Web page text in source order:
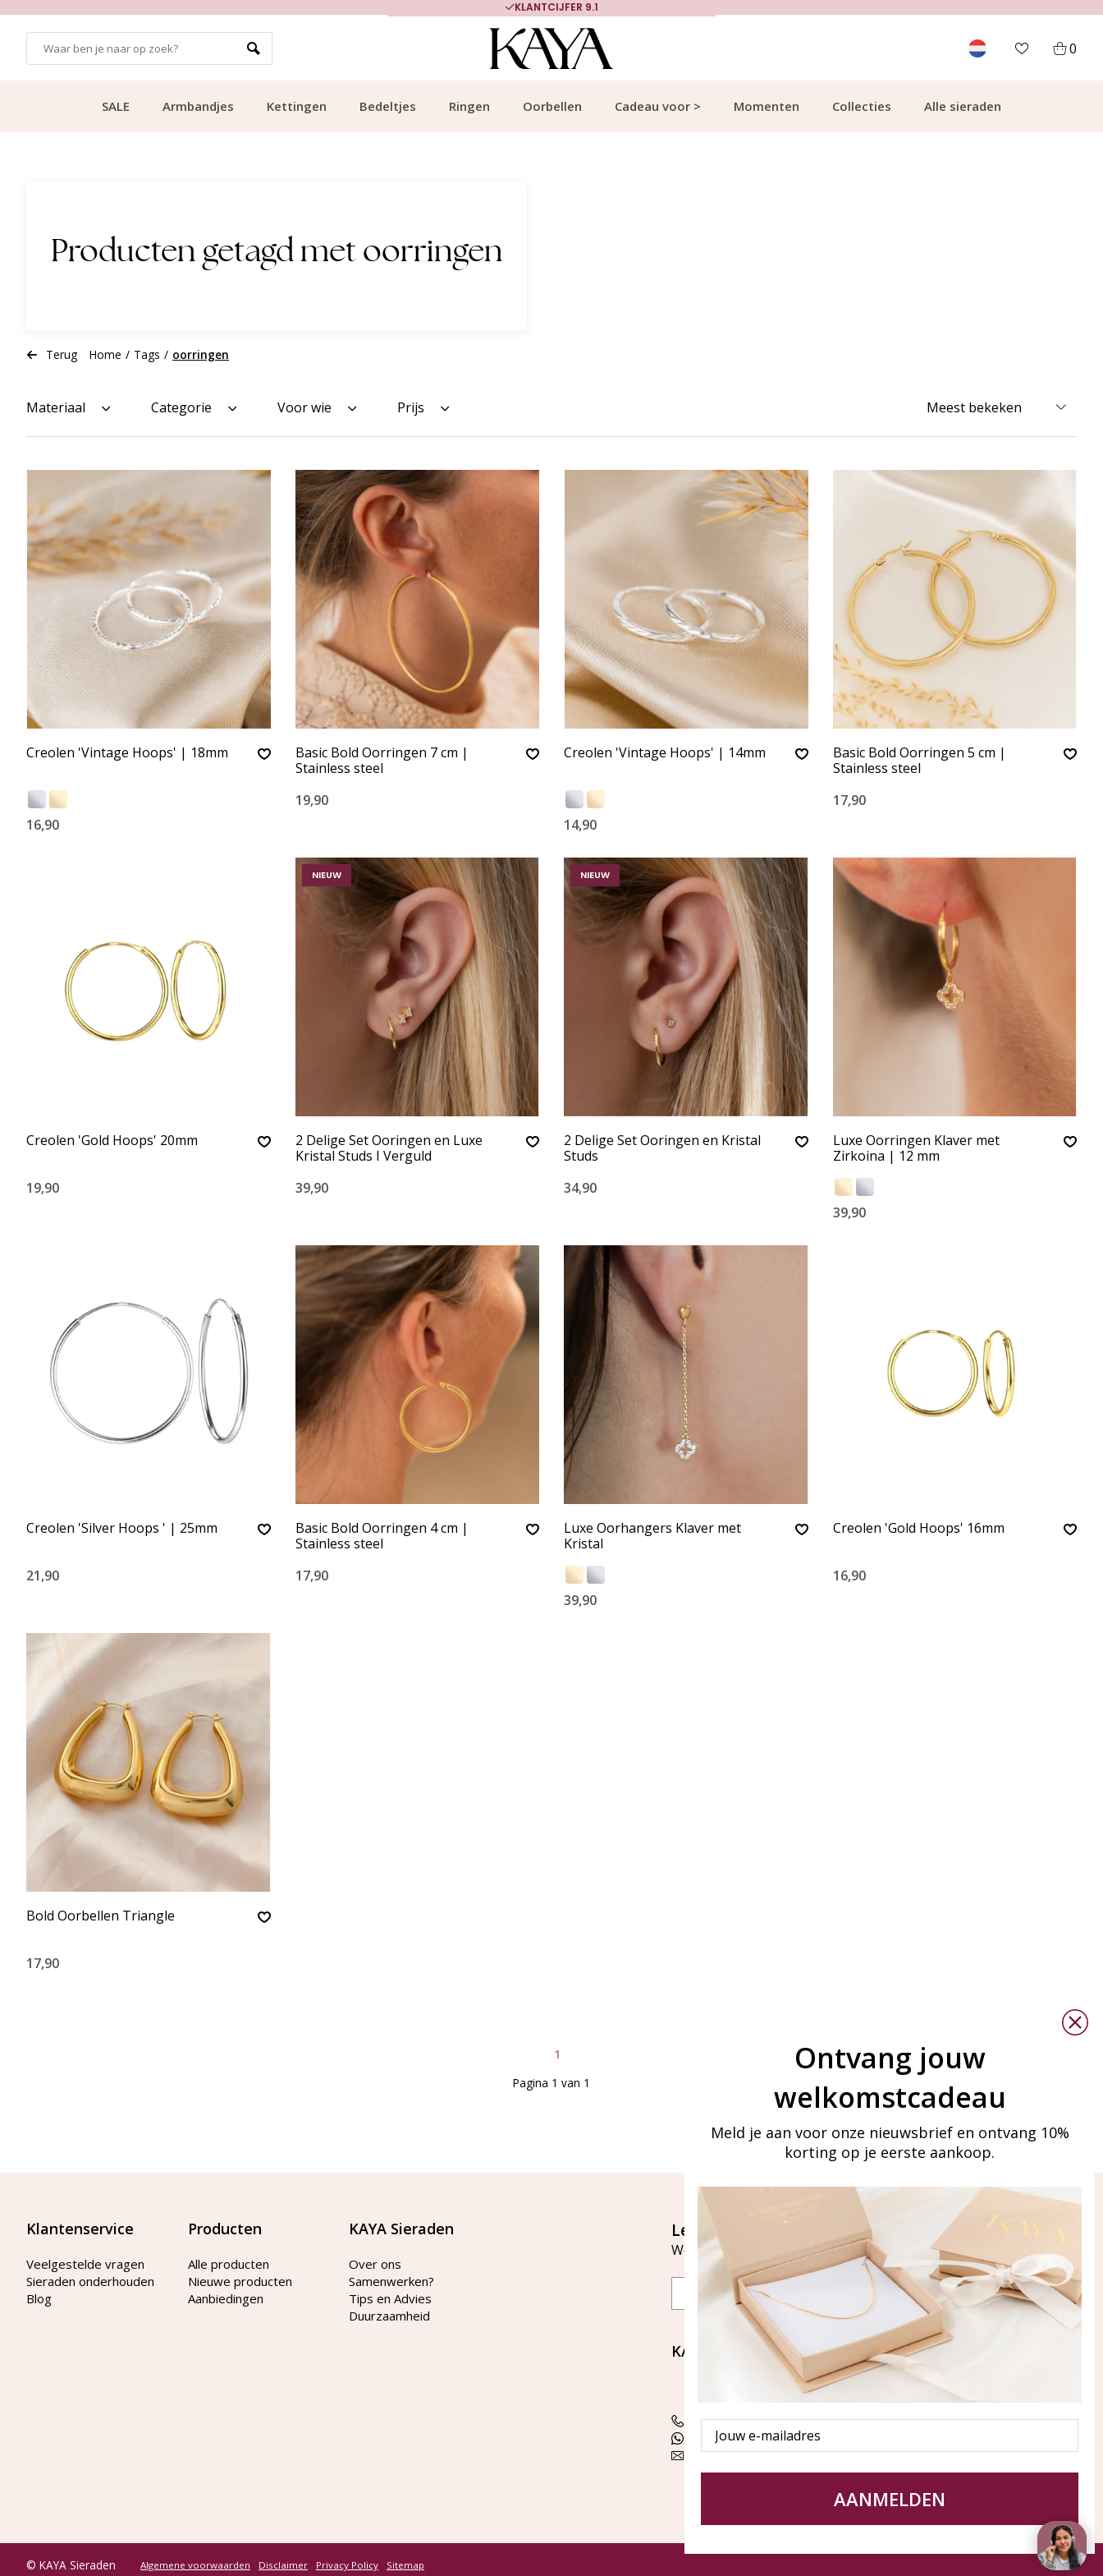
KLANTCIJFER 9.1
0
SALE Armbandjes Kettingen Bedeltjes Ringen Oorbellen Cadeau voor > Momenten Collecties Alle sieraden
Producten getagd met oorringen
Terug Home / Tags / oorringen
Materiaal Categorie Voor wie Prijs
Creolen 'Vintage Hoops' | 18mm
16,90
Basic Bold Oorringen 7 cm |
Stainless steel
19,90
Creolen 'Vintage Hoops' | 14mm
14,90
Basic Bold Oorringen 5 cm |
Stainless steel
17,90
Creolen 'Gold Hoops' 20mm
19,90
NIEUW
2 Delige Set Ooringen en Luxe
Kristal Studs I Verguld
39,90
NIEUW
2 Delige Set Ooringen en Kristal
Studs
34,90
Luxe Oorringen Klaver met
Zirkoina | 12 mm
39,90
Creolen 'Silver Hoops ' | 25mm
21,90
Basic Bold Oorringen 4 cm |
Stainless steel
17,90
Luxe Oorhangers Klaver met
Kristal
39,90
Creolen 'Gold Hoops' 16mm
16,90
Bold Oorbellen Triangle
17,90
1
Pagina 1 van 1
Klantenservice
Veelgestelde vragen
Sieraden onderhouden
Blog
Producten
Alle producten
Nieuwe producten
Aanbiedingen
KAYA Sieraden
Over ons
Samenwerken?
Tips en Advies
Duurzaamheid
Let's stay in touch
Word lid van onze mailinglijst
KAYA Sieraden
Bellen of WhatsApp Ma-Vr
tussen 09:00-17:00
Tel: 085 000 31 87
WhatsApp: 085 000 31 87
klantenservice@kayasieraden.nl
© KAYA Sieraden Algemene voorwaarden Disclaimer Privacy Policy Sitemap
Ontvang jouw
welkomstcadeau
Meld je aan voor onze nieuwsbrief en ontvang 10%
korting op je eerste aankoop.
Email
AANMELDEN